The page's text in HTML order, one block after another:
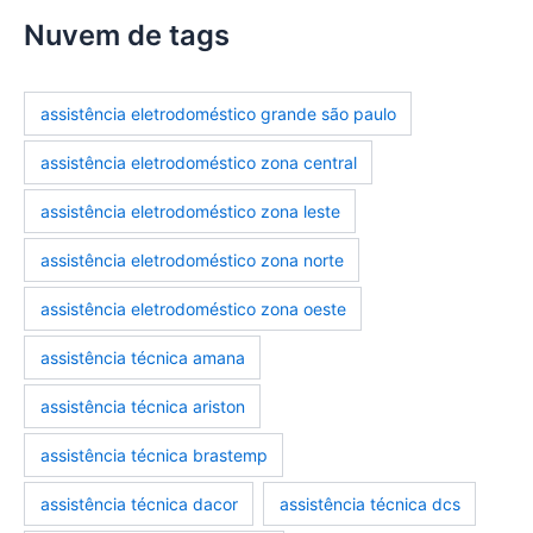
Nuvem de tags
assistência eletrodoméstico grande são paulo
assistência eletrodoméstico zona central
assistência eletrodoméstico zona leste
assistência eletrodoméstico zona norte
assistência eletrodoméstico zona oeste
assistência técnica amana
assistência técnica ariston
assistência técnica brastemp
assistência técnica dacor assistência técnica dcs